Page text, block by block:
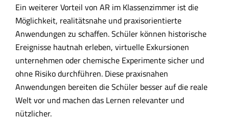
Ein weiterer Vorteil von AR im Klassenzimmer ist die
Möglichkeit, realitätsnahe und praxisorientierte
Anwendungen zu schaffen. Schüler können historische
Ereignisse hautnah erleben, virtuelle Exkursionen
unternehmen oder chemische Experimente sicher und
ohne Risiko durchführen. Diese praxisnahen
Anwendungen bereiten die Schüler besser auf die reale
Welt vor und machen das Lernen relevanter und
nützlicher.